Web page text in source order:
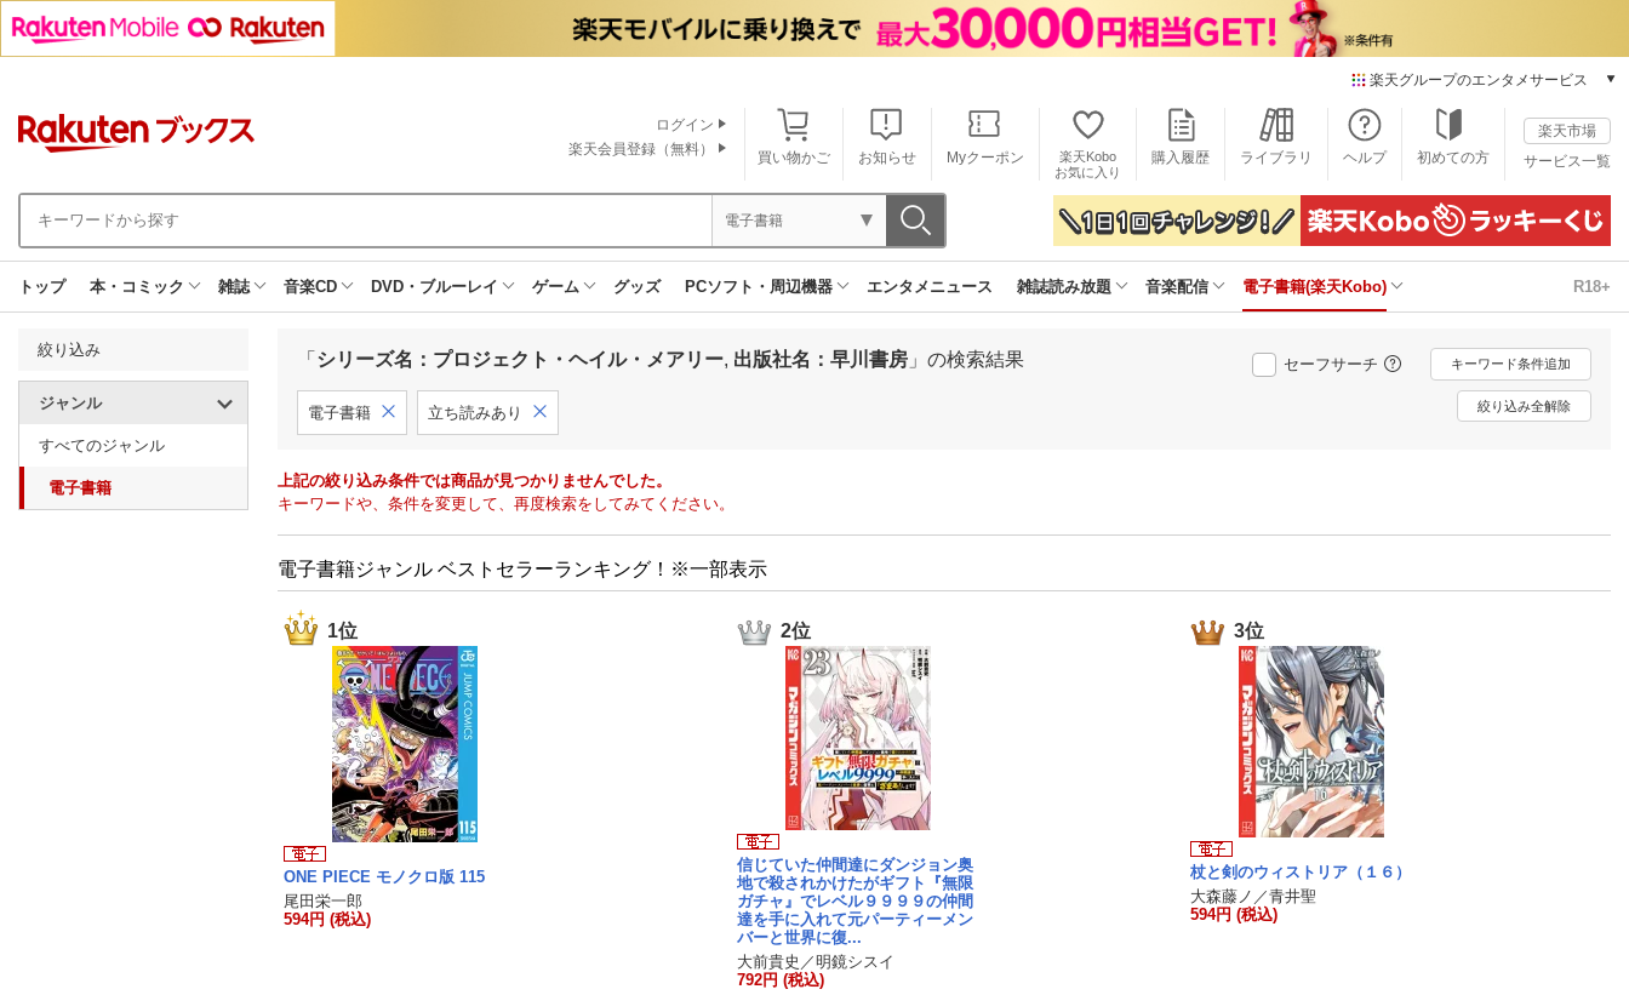
楽天グループのエンタメサービス
本/ゲーム/CD/DVD
楽天ブックス
電子書籍
楽天Kobo
雑誌読み放題
楽天ミュージック
動画配信
楽天TV
動画配信ガイド
買い物かご お知らせ Myクーポン
楽天Kobo
お気に入り
購入履歴 ライブラリ ヘルプ 初めての方
楽天市場
サービス一覧
ログイン
楽天会員登録（無料）
電子書籍
トップ 本・コミック 雑誌 音楽CD DVD・ブルーレイ ゲーム グッズ PCソフト・周辺機器 エンタメニュース 雑誌読み放題 音楽配信 電子書籍(楽天Kobo) R18+
絞り込み
ジャンル
すべてのジャンル
電子書籍
「 シリーズ名：プロジェクト・ヘイル・メアリー, 出版社名：早川書房 」の検索結果 セーフサーチ キーワード条件追加
電子書籍 立ち読みあり 絞り込み全解除
上記の絞り込み条件では商品が見つかりませんでした。
キーワードや、条件を変更して、再度検索をしてみてください。
電子書籍ジャンル ベストセラーランキング！※一部表示
1位
ONE PIECE モノクロ版 115
尾田栄一郎
594円 (税込)
2位
信じていた仲間達にダンジョン奥
地で殺されかけたがギフト『無限
ガチャ』でレベル９９９９の仲間
達を手に入れて元パーティーメン
バーと世界に復...
大前貴史／明鏡シスイ
792円 (税込)
3位
杖と剣のウィストリア（１６）
大森藤ノ／青井聖
594円 (税込)